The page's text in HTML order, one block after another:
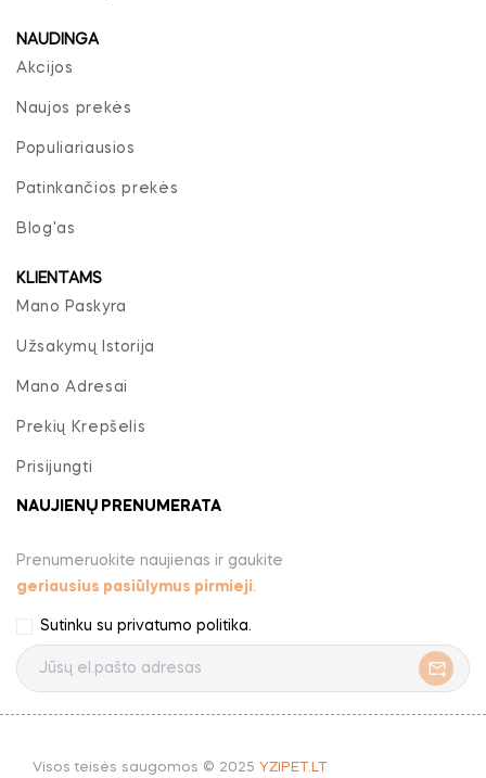
NAUDINGA
Akcijos
Naujos prekės
Populiariausios
Patinkančios prekės
Blog'as
KLIENTAMS
Mano Paskyra
Užsakymų Istorija
Mano Adresai
Prekių Krepšelis
Prisijungti
NAUJIENŲ PRENUMERATA
Prenumeruokite naujienas ir gaukite
geriausius pasiūlymus pirmieji.
Sutinku su privatumo politika.
Visos teisės saugomos © 2025 YZIPET.LT